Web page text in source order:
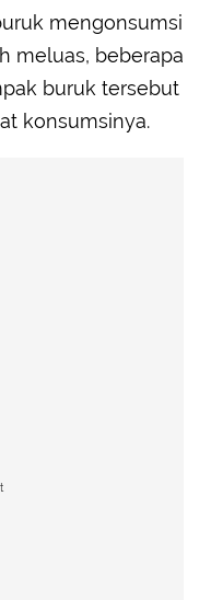
mengonsumsi
meluas, beberapa
buruk tersebut
konsumsinya.